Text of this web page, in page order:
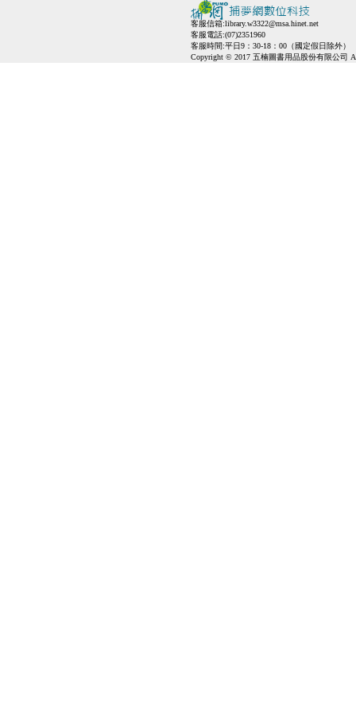
客服信箱:library.w3322@msa.hinet.net
客服電話:(07)2351960
客服時間:平日9：30-18：00（國定假日除外）
Copyright © 2017 五楠圖書用品股份有限公司